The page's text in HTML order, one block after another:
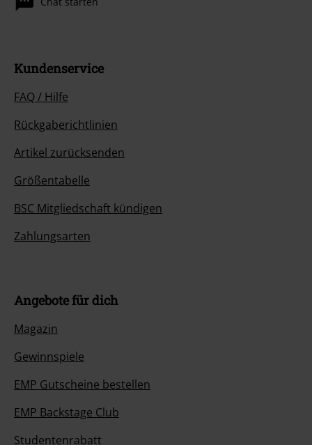
Kundenservice
FAQ / Hilfe
Rückgaberichtlinien
Artikel zurücksenden
Größentabelle
BSC Mitgliedschaft kündigen
Zahlungsarten
Angebote für dich
Magazin
Gewinnspiele
EMP Gutscheine bestellen
EMP Backstage Club
Studentenrabatt